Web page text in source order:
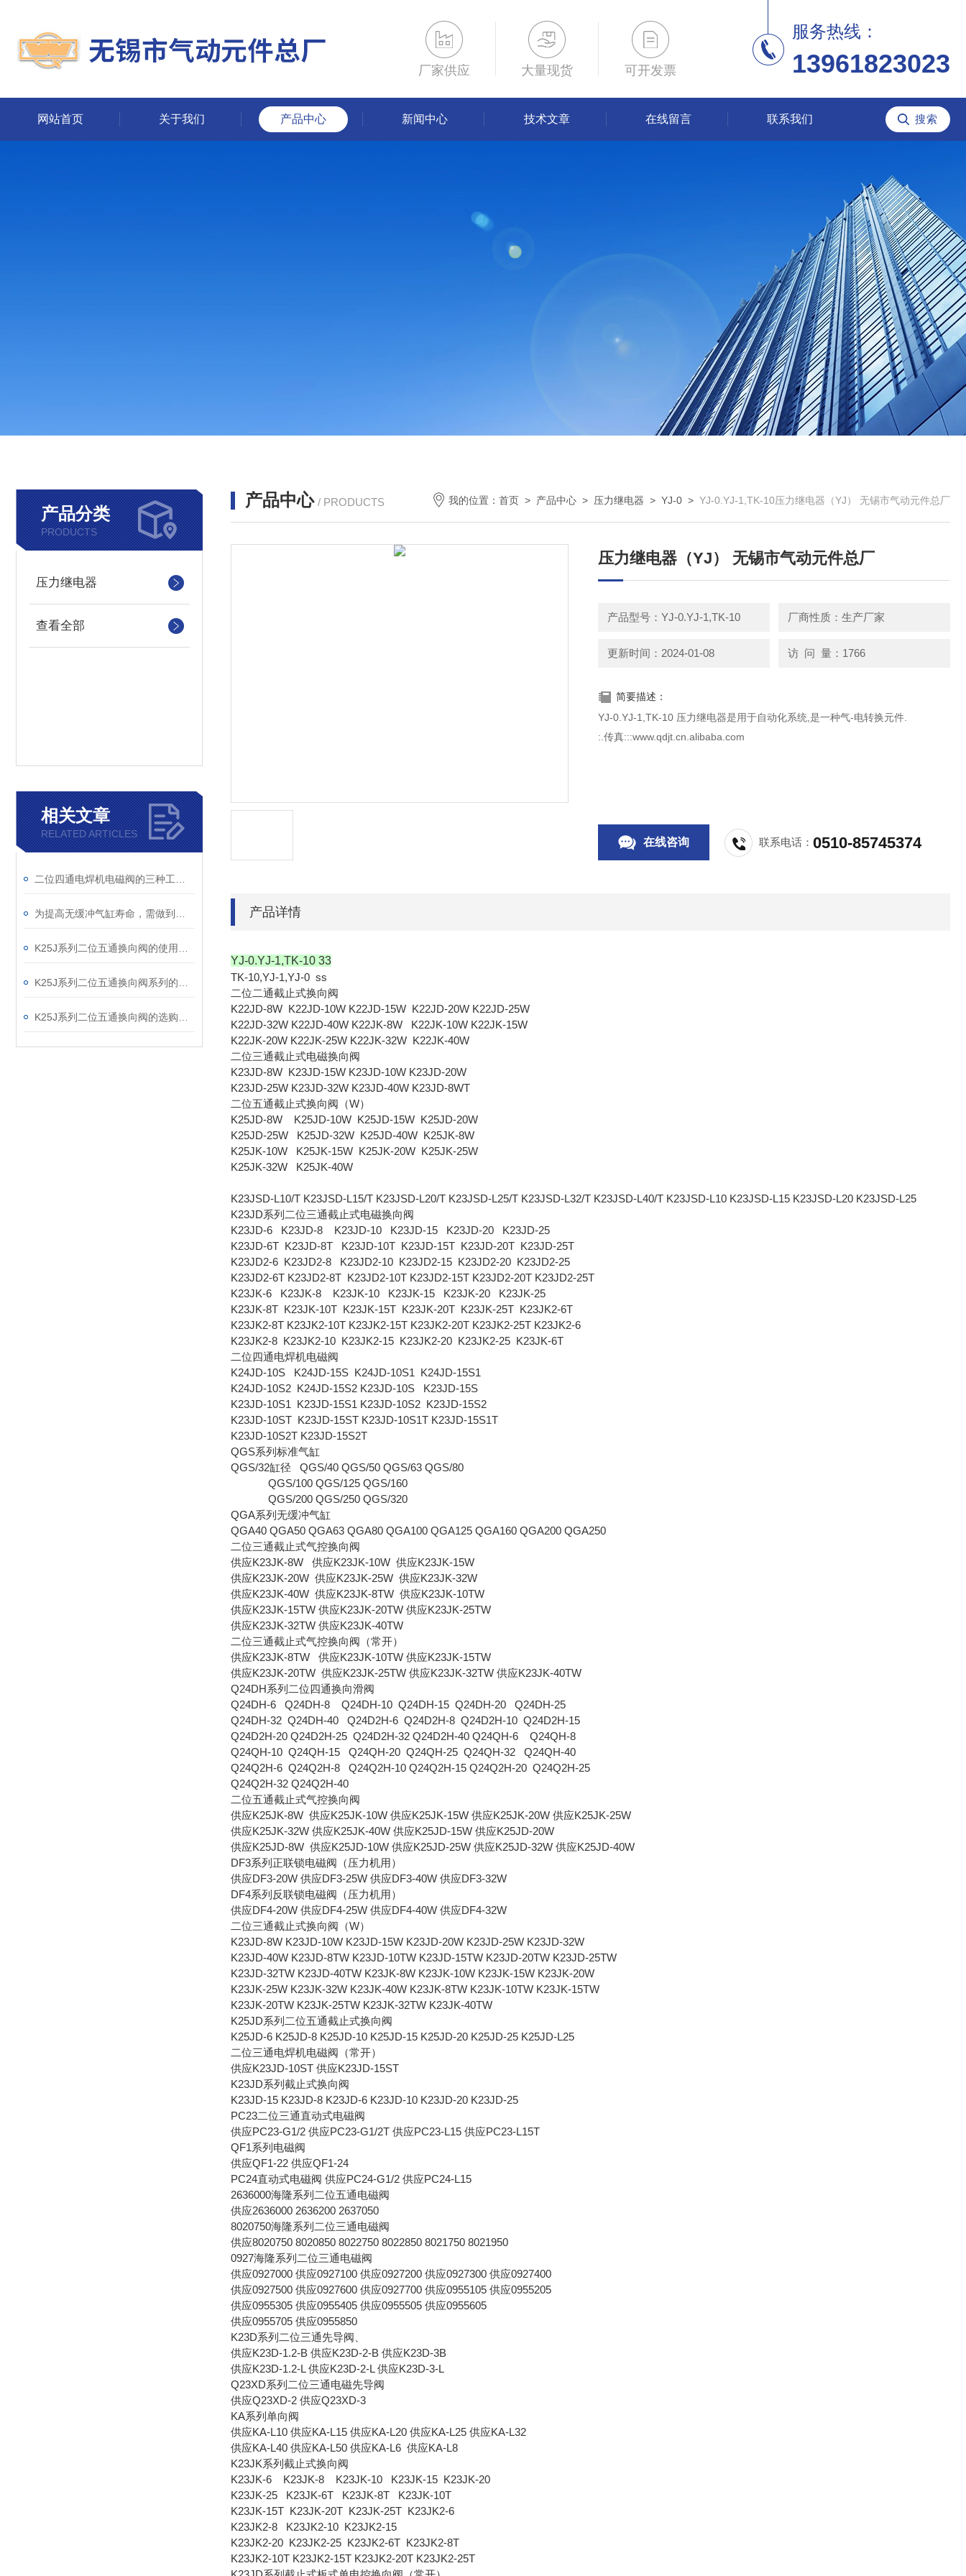
厂家供应 大量现货 可开发票
服务热线：
13961823023
网站首页 关于我们 产品中心 新闻中心 技术文章 在线留言 联系我们
产品分类
PRODUCTS
压力继电器
查看全部
相关文章
RELATED ARTICLES
产品中心 / PRODUCTS 我的位置： 首页 > 产品中心 > 压力继电器 > YJ-0 > YJ-0.YJ-1,TK-10压力继电器（YJ） 无锡市气动元件总厂
压力继电器（YJ） 无锡市气动元件总厂
产品型号：YJ-0.YJ-1,TK-10 厂商性质：生产厂家
更新时间：2024-01-08 访 问 量：1766
简要描述：
YJ-0.YJ-1,TK-10 压力继电器是用于自动化系统,是一种气-电转换元件.
:.传真:::www.qdjt.cn.alibaba.com
在线咨询 联系电话：0510-85745374
产品详情
YJ-0.YJ-1,TK-10 33
TK-10,YJ-1,YJ-0 ss
二位二通截止式换向阀
K22JD-8W K22JD-10W K22JD-15W K22JD-20W K22JD-25W
K22JD-32W K22JD-40W K22JK-8W K22JK-10W K22JK-15W
K22JK-20W K22JK-25W K22JK-32W K22JK-40W
二位三通截止式电磁换向阀
K23JD-8W K23JD-15W K23JD-10W K23JD-20W
K23JD-25W K23JD-32W K23JD-40W K23JD-8WT
二位五通截止式换向阀（W）
K25JD-8W K25JD-10W K25JD-15W K25JD-20W
K25JD-25W K25JD-32W K25JD-40W K25JK-8W
K25JK-10W K25JK-15W K25JK-20W K25JK-25W
K25JK-32W K25JK-40W
K23JSD-L10/T K23JSD-L15/T K23JSD-L20/T K23JSD-L25/T K23JSD-L32/T K23JSD-L40/T K23JSD-L10 K23JSD-L15 K23JSD-L20 K23JSD-L25
K23JD系列二位三通截止式电磁换向阀
K23JD-6 K23JD-8 K23JD-10 K23JD-15 K23JD-20 K23JD-25
K23JD-6T K23JD-8T K23JD-10T K23JD-15T K23JD-20T K23JD-25T
K23JD2-6 K23JD2-8 K23JD2-10 K23JD2-15 K23JD2-20 K23JD2-25
K23JD2-6T K23JD2-8T K23JD2-10T K23JD2-15T K23JD2-20T K23JD2-25T
K23JK-6 K23JK-8 K23JK-10 K23JK-15 K23JK-20 K23JK-25
K23JK-8T K23JK-10T K23JK-15T K23JK-20T K23JK-25T K23JK2-6T
K23JK2-8T K23JK2-10T K23JK2-15T K23JK2-20T K23JK2-25T K23JK2-6
K23JK2-8 K23JK2-10 K23JK2-15 K23JK2-20 K23JK2-25 K23JK-6T
二位四通电焊机电磁阀
K24JD-10S K24JD-15S K24JD-10S1 K24JD-15S1
K24JD-10S2 K24JD-15S2 K23JD-10S K23JD-15S
K23JD-10S1 K23JD-15S1 K23JD-10S2 K23JD-15S2
K23JD-10ST K23JD-15ST K23JD-10S1T K23JD-15S1T
K23JD-10S2T K23JD-15S2T
QGS系列标准气缸
QGS/32缸径 QGS/40 QGS/50 QGS/63 QGS/80
QGS/100 QGS/125 QGS/160
QGS/200 QGS/250 QGS/320
QGA系列无缓冲气缸
QGA40 QGA50 QGA63 QGA80 QGA100 QGA125 QGA160 QGA200 QGA250
二位三通截止式气控换向阀
供应K23JK-8W 供应K23JK-10W 供应K23JK-15W
供应K23JK-20W 供应K23JK-25W 供应K23JK-32W
供应K23JK-40W 供应K23JK-8TW 供应K23JK-10TW
供应K23JK-15TW 供应K23JK-20TW 供应K23JK-25TW
供应K23JK-32TW 供应K23JK-40TW
二位三通截止式气控换向阀（常开）
供应K23JK-8TW 供应K23JK-10TW 供应K23JK-15TW
供应K23JK-20TW 供应K23JK-25TW 供应K23JK-32TW 供应K23JK-40TW
Q24DH系列二位四通换向滑阀
Q24DH-6 Q24DH-8 Q24DH-10 Q24DH-15 Q24DH-20 Q24DH-25
Q24DH-32 Q24DH-40 Q24D2H-6 Q24D2H-8 Q24D2H-10 Q24D2H-15
Q24D2H-20 Q24D2H-25 Q24D2H-32 Q24D2H-40 Q24QH-6 Q24QH-8
Q24QH-10 Q24QH-15 Q24QH-20 Q24QH-25 Q24QH-32 Q24QH-40
Q24Q2H-6 Q24Q2H-8 Q24Q2H-10 Q24Q2H-15 Q24Q2H-20 Q24Q2H-25
Q24Q2H-32 Q24Q2H-40
二位五通截止式气控换向阀
供应K25JK-8W 供应K25JK-10W 供应K25JK-15W 供应K25JK-20W 供应K25JK-25W
供应K25JK-32W 供应K25JK-40W 供应K25JD-15W 供应K25JD-20W
供应K25JD-8W 供应K25JD-10W 供应K25JD-25W 供应K25JD-32W 供应K25JD-40W
DF3系列正联锁电磁阀（压力机用）
供应DF3-20W 供应DF3-25W 供应DF3-40W 供应DF3-32W
DF4系列反联锁电磁阀（压力机用）
供应DF4-20W 供应DF4-25W 供应DF4-40W 供应DF4-32W
二位三通截止式换向阀（W）
K23JD-8W K23JD-10W K23JD-15W K23JD-20W K23JD-25W K23JD-32W
K23JD-40W K23JD-8TW K23JD-10TW K23JD-15TW K23JD-20TW K23JD-25TW
K23JD-32TW K23JD-40TW K23JK-8W K23JK-10W K23JK-15W K23JK-20W
K23JK-25W K23JK-32W K23JK-40W K23JK-8TW K23JK-10TW K23JK-15TW
K23JK-20TW K23JK-25TW K23JK-32TW K23JK-40TW
K25JD系列二位五通截止式换向阀
K25JD-6 K25JD-8 K25JD-10 K25JD-15 K25JD-20 K25JD-25 K25JD-L25
二位三通电焊机电磁阀（常开）
供应K23JD-10ST 供应K23JD-15ST
K23JD系列截止式换向阀
K23JD-15 K23JD-8 K23JD-6 K23JD-10 K23JD-20 K23JD-25
PC23二位三通直动式电磁阀
供应PC23-G1/2 供应PC23-G1/2T 供应PC23-L15 供应PC23-L15T
QF1系列电磁阀
供应QF1-22 供应QF1-24
PC24直动式电磁阀 供应PC24-G1/2 供应PC24-L15
2636000海隆系列二位五通电磁阀
供应2636000 2636200 2637050
8020750海隆系列二位三通电磁阀
供应8020750 8020850 8022750 8022850 8021750 8021950
0927海隆系列二位三通电磁阀
供应0927000 供应0927100 供应0927200 供应0927300 供应0927400
供应0927500 供应0927600 供应0927700 供应0955105 供应0955205
供应0955305 供应0955405 供应0955505 供应0955605
供应0955705 供应0955850
K23D系列二位三通先导阀、
供应K23D-1.2-B 供应K23D-2-B 供应K23D-3B
供应K23D-1.2-L 供应K23D-2-L 供应K23D-3-L
Q23XD系列二位三通电磁先导阀
供应Q23XD-2 供应Q23XD-3
KA系列单向阀
供应KA-L10 供应KA-L15 供应KA-L20 供应KA-L25 供应KA-L32
供应KA-L40 供应KA-L50 供应KA-L6 供应KA-L8
K23JK系列截止式换向阀
K23JK-6 K23JK-8 K23JK-10 K23JK-15 K23JK-20
K23JK-25 K23JK-6T K23JK-8T K23JK-10T
K23JK-15T K23JK-20T K23JK-25T K23JK2-6
K23JK2-8 K23JK2-10 K23JK2-15
K23JK2-20 K23JK2-25 K23JK2-6T K23JK2-8T
K23JK2-10T K23JK2-15T K23JK2-20T K23JK2-25T